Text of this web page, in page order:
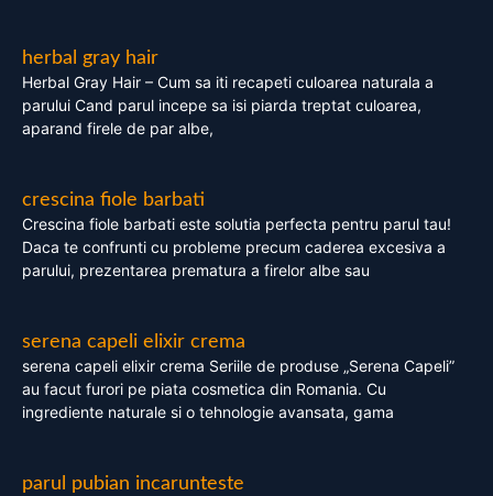
herbal gray hair
Herbal Gray Hair – Cum sa iti recapeti culoarea naturala a
parului Cand parul incepe sa isi piarda treptat culoarea,
aparand firele de par albe,
crescina fiole barbati
Crescina fiole barbati este solutia perfecta pentru parul tau!
Daca te confrunti cu probleme precum caderea excesiva a
parului, prezentarea prematura a firelor albe sau
serena capeli elixir crema
serena capeli elixir crema Seriile de produse „Serena Capeli”
au facut furori pe piata cosmetica din Romania. Cu
ingrediente naturale si o tehnologie avansata, gama
parul pubian incarunteste